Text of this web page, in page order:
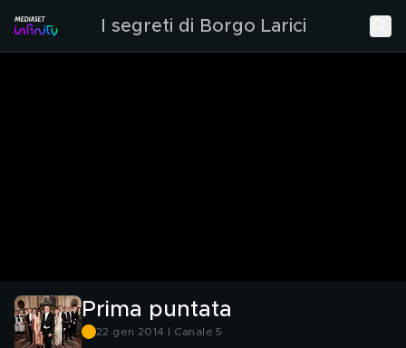
I segreti di Borgo Larici
Prima puntata
22 gen 2014 | Canale 5